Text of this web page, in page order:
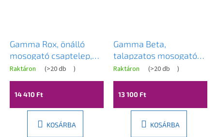
Gamma Rox, önálló
mosogató csaptelep,
fehér, GMA-BRX-WH
Raktáron (>20 db )
14 410 Ft
KOSÁRBA
Gamma Beta,
talapzatos mosogató
csaptelep, fényes
arany, GMA-BB-GDII
Raktáron (>20 db )
13 100 Ft
KOSÁRBA